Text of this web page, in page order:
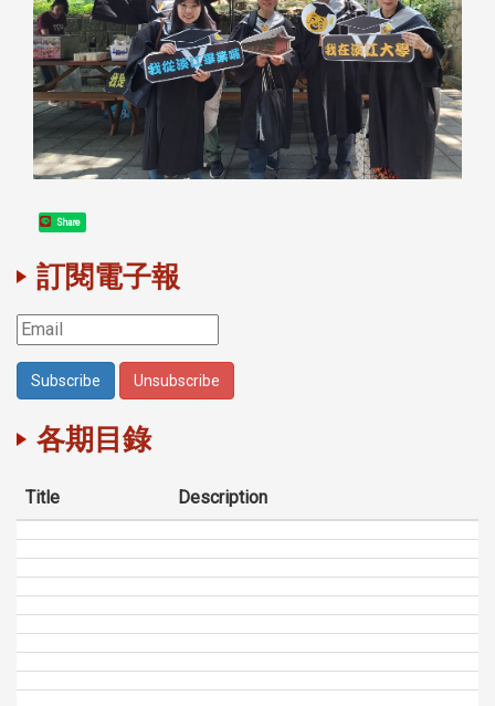
Share
訂閱電子報
各期目錄
Title Description